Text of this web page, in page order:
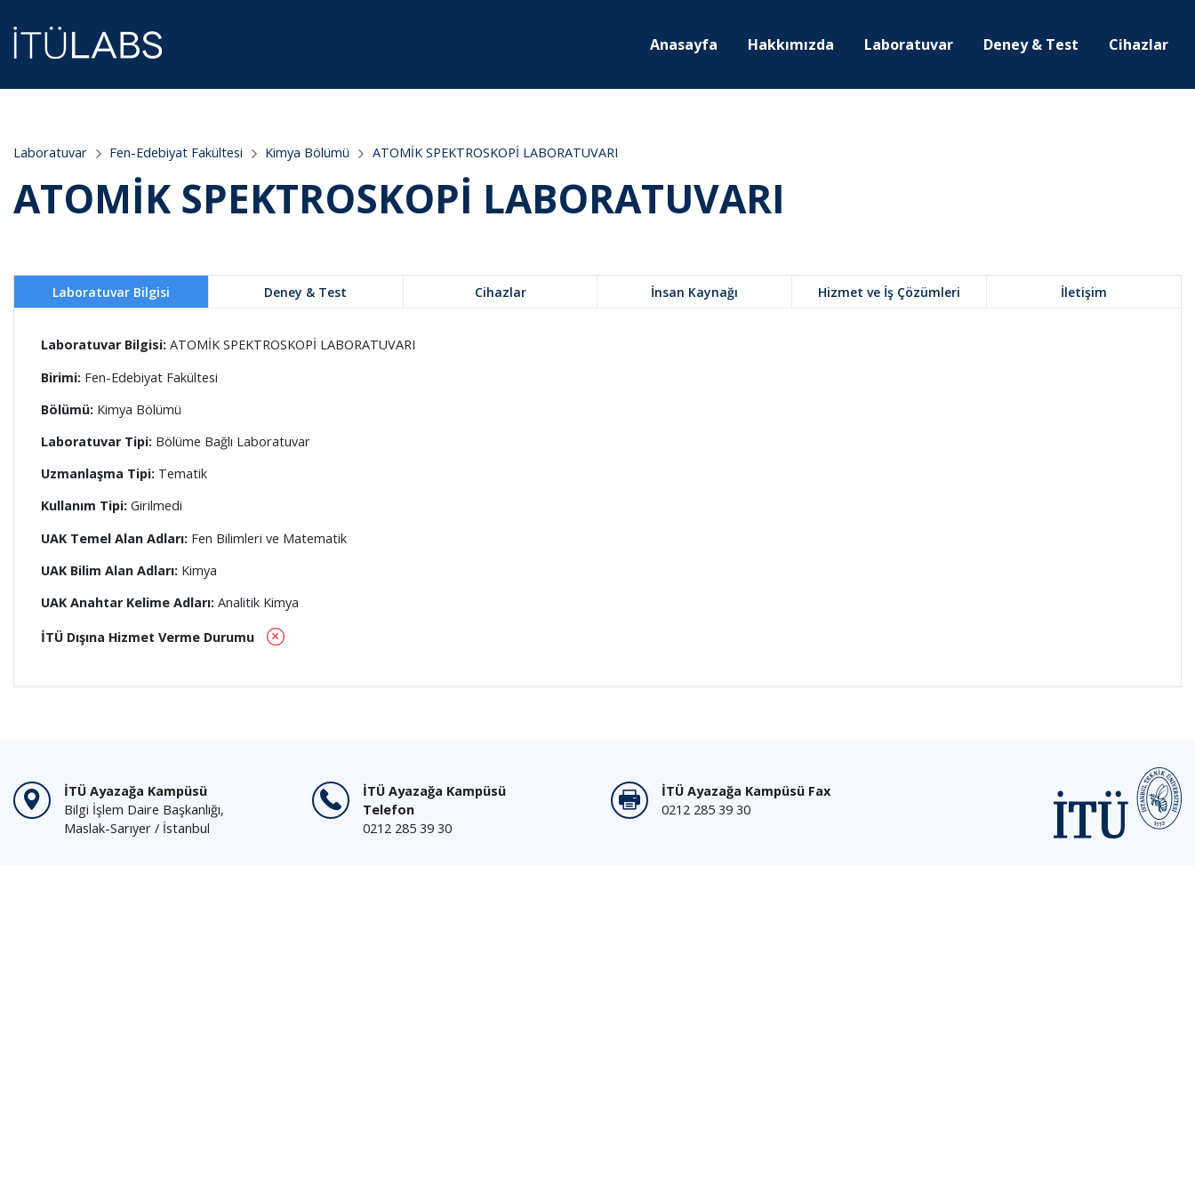
Anasayfa Hakkımızda Laboratuvar Deney & Test Cihazlar
Laboratuvar Fen-Edebiyat Fakültesi Kimya Bölümü ATOMİK SPEKTROSKOPİ LABORATUVARI
ATOMİK SPEKTROSKOPİ LABORATUVARI
Laboratuvar Bilgisi Deney & Test Cihazlar İnsan Kaynağı Hizmet ve İş Çözümleri İletişim
Laboratuvar Bilgisi: ATOMİK SPEKTROSKOPİ LABORATUVARI
Birimi: Fen-Edebiyat Fakültesi
Bölümü: Kimya Bölümü
Laboratuvar Tipi: Bölüme Bağlı Laboratuvar
Uzmanlaşma Tipi: Tematik
Kullanım Tipi: Girilmedi
UAK Temel Alan Adları: Fen Bilimleri ve Matematik
UAK Bilim Alan Adları: Kimya
UAK Anahtar Kelime Adları: Analitik Kimya
İTÜ Dışına Hizmet Verme Durumu
İTÜ Ayazağa Kampüsü
Bilgi İşlem Daire Başkanlığı,
Maslak-Sarıyer / İstanbul
İTÜ Ayazağa Kampüsü
Telefon
0212 285 39 30
İTÜ Ayazağa Kampüsü Fax
0212 285 39 30